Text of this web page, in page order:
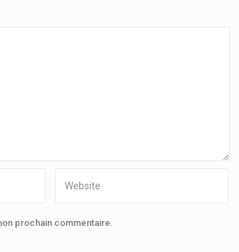
prochain commentaire.